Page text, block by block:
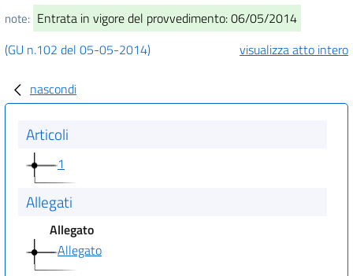
note: Entrata in vigore del provvedimento: 06/05/2014
(GU n.102 del 05-05-2014)
visualizza atto intero
nascondi
Articoli
1
Allegati
Allegato
Allegato